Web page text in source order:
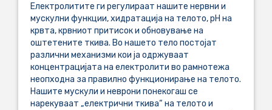
Електролитите ги регулираат нашите нервни и
мускулни функции, хидратација на телото, pH на
крвта, крвниот притисок и обновување на
оштетените ткива. Во нашето тело постојат
различни механизми кои ја одржуваат
концентрацијата на електролити во рамнотежа
неопходна за правилно функционирање на телото.
Нашите мускули и неврони понекогаш се
нарекуваат „електрични ткива“ на телото и